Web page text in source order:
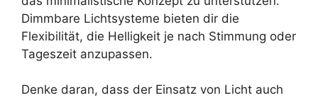
Dimmbare Lichtsysteme bieten dir die
Flexibilität, die Helligkeit je nach Stimmung oder
Tageszeit anzupassen.
Denke daran, dass der Einsatz von Licht auch